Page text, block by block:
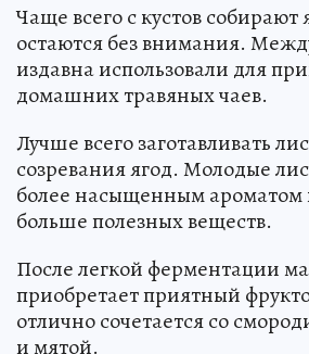
Чаще всего с кустов собирают
остаются без внимания.
издавна использовали для
домашних травяных чаев.
Лучше всего заготавливать
созревания ягод. Молодые
более насыщенным ароматом
больше полезных веществ.
После легкой ферментации
приобретает приятный
отлично сочетается со
и мятой.